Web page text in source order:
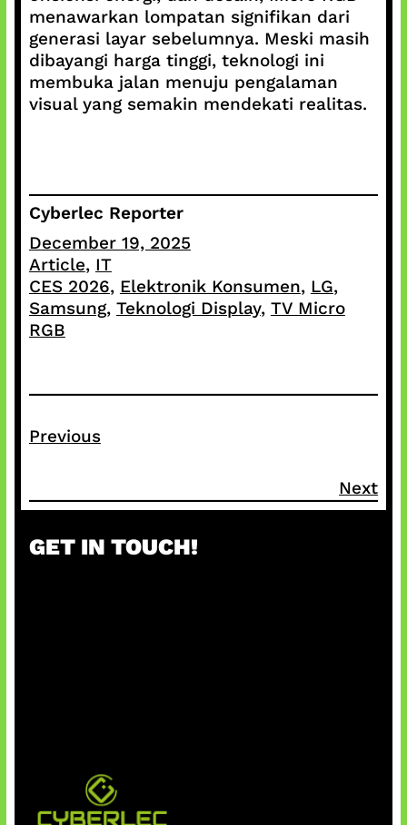
menawarkan lompatan signifikan dari
generasi layar sebelumnya. Meski masih
dibayangi harga tinggi, teknologi ini
membuka jalan menuju pengalaman
visual yang semakin mendekati realitas.
Cyberlec Reporter
December 19, 2025
Article, IT
CES 2026, Elektronik Konsumen, LG ,
Samsung, Teknologi Display, TV Micro
RGB
Previous
Next
GET IN TOUCH!